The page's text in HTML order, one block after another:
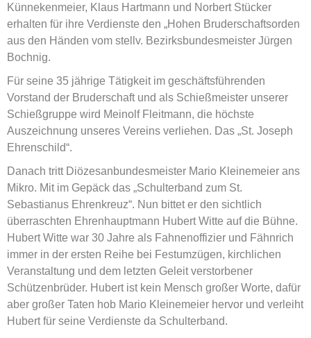
Künnekenmeier, Klaus Hartmann und Norbert Stücker
erhalten für ihre Verdienste den „Hohen Bruderschaftsorden
aus den Händen vom stellv. Bezirksbundesmeister Jürgen
Bochnig.
Für seine 35 jährige Tätigkeit im geschäftsführenden
Vorstand der Bruderschaft und als Schießmeister unserer
Schießgruppe wird Meinolf Fleitmann, die höchste
Auszeichnung unseres Vereins verliehen. Das „St. Joseph
Ehrenschild“.
Danach tritt Diözesanbundesmeister Mario Kleinemeier ans
Mikro. Mit im Gepäck das „Schulterband zum St.
Sebastianus Ehrenkreuz“. Nun bittet er den sichtlich
überraschten Ehrenhauptmann Hubert Witte auf die Bühne.
Hubert Witte war 30 Jahre als Fahnenoffizier und Fähnrich
immer in der ersten Reihe bei Festumzügen, kirchlichen
Veranstaltung und dem letzten Geleit verstorbener
Schützenbrüder. Hubert ist kein Mensch großer Worte, dafür
aber großer Taten hob Mario Kleinemeier hervor und verleiht
Hubert für seine Verdienste da Schulterband.